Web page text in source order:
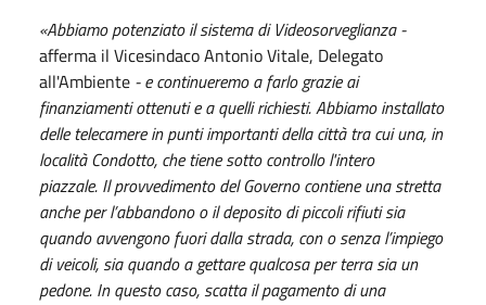
«Abbiamo potenziato il sistema di Videosorveglianza -
afferma il Vicesindaco Antonio Vitale, Delegato
all'Ambiente - e continueremo a farlo grazie ai
finanziamenti ottenuti e a quelli richiesti. Abbiamo installato
delle telecamere in punti importanti della città tra cui una, in
località Condotto, che tiene sotto controllo l'intero
piazzale. Il provvedimento del Governo contiene una stretta
anche per l’abbandono o il deposito di piccoli rifiuti sia
quando avvengono fuori dalla strada, con o senza l’impiego
di veicoli, sia quando a gettare qualcosa per terra sia un
pedone. In questo caso, scatta il pagamento di una